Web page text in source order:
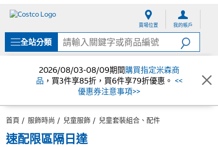
單
賣場位置 我的帳戶
全站分類
2026/08/03-08/09期間購買指定米森商
品 ，買3件享85折，買6件享79折優惠。 <<
優惠券注意事項>>
首頁 服飾時尚 兒童服飾 兒童套裝組合、配件
速配限區隔日達